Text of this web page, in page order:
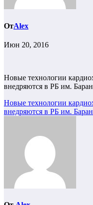
ОтAlex
Июн 20, 2016
Новые технологии
внедряются в РБ им.
Навигация
по
Новые технологии
внедряются в РБ им.